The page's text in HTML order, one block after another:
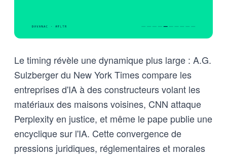
Le timing révèle une dynamique plus large : A.G.
Sulzberger du New York Times compare les
entreprises d'IA à des constructeurs volant les
matériaux des maisons voisines, CNN attaque
Perplexity en justice, et même le pape publie une
encyclique sur l'IA. Cette convergence de
pressions juridiques, réglementaires et morales